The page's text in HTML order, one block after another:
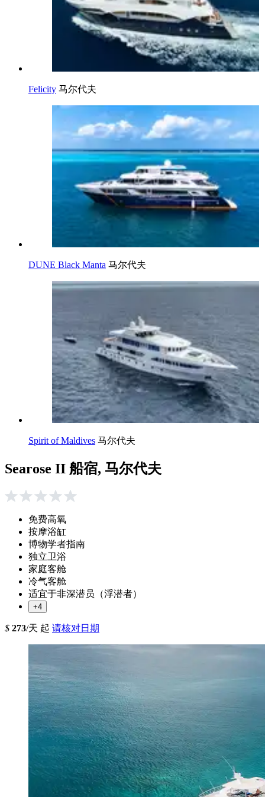
Felicity 马尔代夫
DUNE Black Manta 马尔代夫
Spirit of Maldives 马尔代夫
Searose II 船宿, 马尔代夫
免费高氧
按摩浴缸
博物学者指南
独立卫浴
家庭客舱
冷气客舱
适宜于非深潜员（浮潜者）
+4
$ 273/天 起 请核对日期